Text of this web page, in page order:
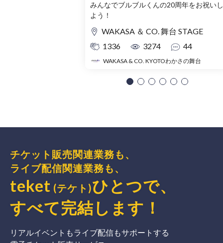
みんなでブルブルくんの20周年をお祝いし
よう！
WAKASA ＆ CO. 舞台 STAGE
1336
3274 44
WAKASA & CO. KYOTOわかさの舞台
チケット販売関連業務も、
ライブ配信関連業務も、
teket (テケト)ひとつで、
すべて完結 します ！
リアルイベントもライブ配信もサポートする